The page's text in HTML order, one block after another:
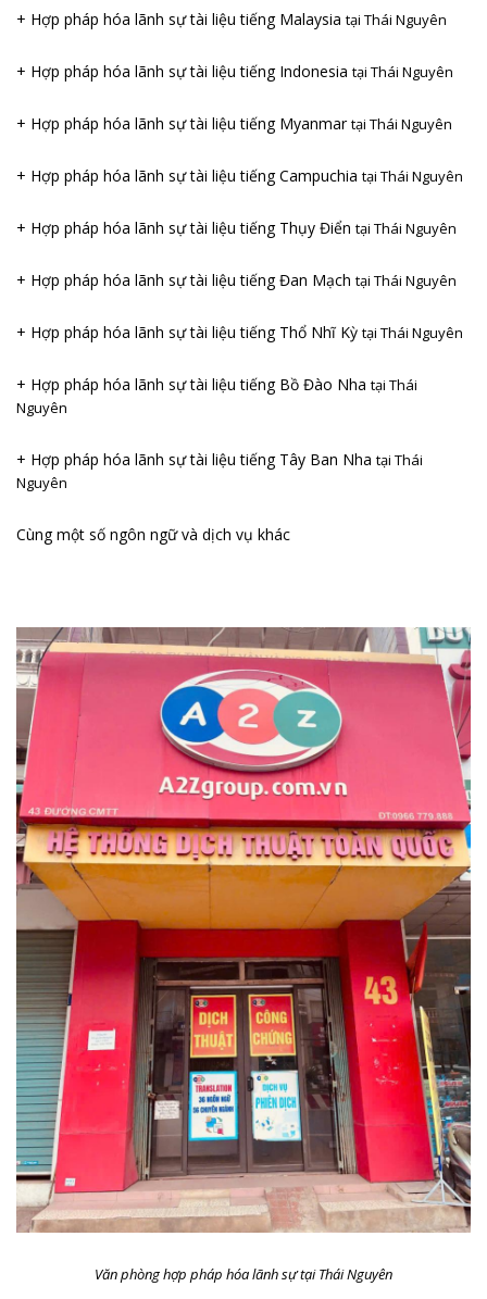
+ Hợp pháp hóa lãnh sự tài liệu tiếng Malaysia tại Thái Nguyên
+ Hợp pháp hóa lãnh sự tài liệu tiếng Indonesia tại Thái Nguyên
+ Hợp pháp hóa lãnh sự tài liệu tiếng Myanmartại Thái Nguyên
+ Hợp pháp hóa lãnh sự tài liệu tiếng Campuchia tại Thái Nguyên
+ Hợp pháp hóa lãnh sự tài liệu tiếng Thụy Điển tại Thái Nguyên
+ Hợp pháp hóa lãnh sự tài liệu tiếng Đan Mạch tại Thái Nguyên
+ Hợp pháp hóa lãnh sự tài liệu tiếng Thổ Nhĩ Kỳ tại Thái Nguyên
+ Hợp pháp hóa lãnh sự tài liệu tiếng Bồ Đào Nha tại Thái
Nguyên
+ Hợp pháp hóa lãnh sự tài liệu tiếng Tây Ban Nha tại Thái
Nguyên
Cùng một số ngôn ngữ và dịch vụ khác
Văn phòng hợp pháp hóa lãnh sự tại Thái Nguyên